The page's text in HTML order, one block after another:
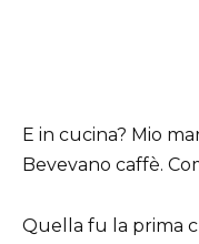
E in cucina? Mio
Bevevano caffè.
Quella fu la prima